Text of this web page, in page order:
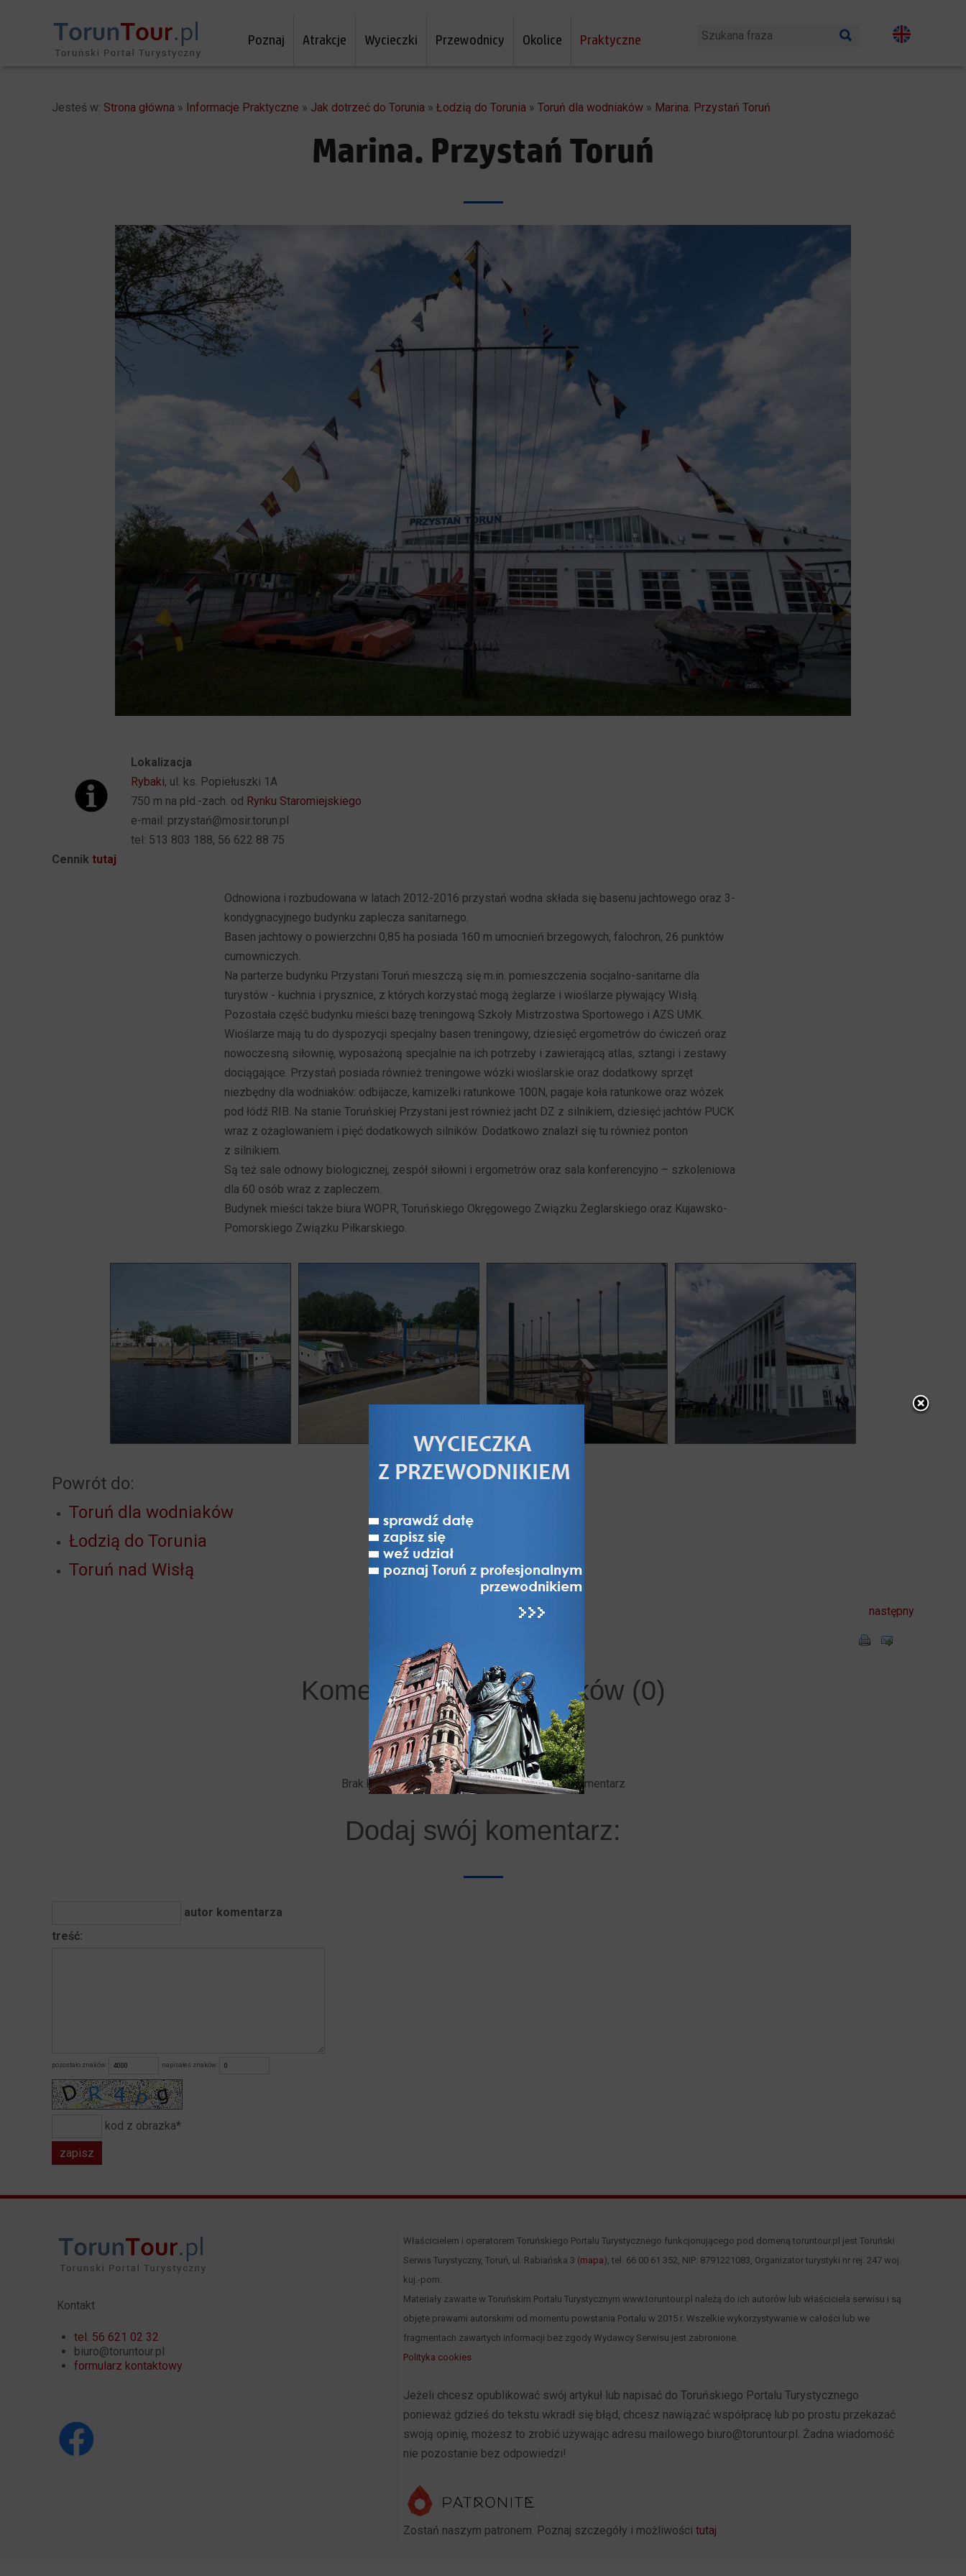
Poznaj Atrakcje Wycieczki Przewodnicy Okolice Praktyczne
Jesteś w: Strona główna » Informacje Praktyczne » Jak dotrzeć do Torunia » Łodzią do Torunia » Toruń dla wodniaków » Marina. Przystań Toruń
Marina. Przystań Toruń
Lokalizacja
Rybaki, ul. ks. Popiełuszki 1A
750 m na płd.-zach. od Rynku Staromiejskiego
e-mail: przystań@mosir.torun.pl
tel: 513 803 188, 56 622 88 75
Cennik tutaj
Odnowiona i rozbudowana w latach 2012-2016 przystań wodna składa się basenu jachtowego oraz 3-
kondygnacyjnego budynku zaplecza sanitarnego.
Basen jachtowy o powierzchni 0,85 ha posiada 160 m umocnień brzegowych, falochron, 26 punktów
cumowniczych.
Na parterze budynku Przystani Toruń mieszczą się m.in. pomieszczenia socjalno-sanitarne dla
turystów - kuchnia i prysznice, z których korzystać mogą żeglarze i wioślarze pływający Wisłą.
Pozostała część budynku mieści bazę treningową Szkoły Mistrzostwa Sportowego i AZS UMK.
Wioślarze mają tu do dyspozycji specjalny basen treningowy, dziesięć ergometrów do ćwiczeń oraz
nowoczesną siłownię, wyposażoną specjalnie na ich potrzeby i zawierającą atlas, sztangi i zestawy
dociągające. Przystań posiada również treningowe wózki wioślarskie oraz dodatkowy sprzęt
niezbędny dla wodniaków: odbijacze, kamizelki ratunkowe 100N, pagaje koła ratunkowe oraz wózek
pod łódź RIB. Na stanie Toruńskiej Przystani jest również jacht DZ z silnikiem, dziesięć jachtów PUCK
wraz z ożaglowaniem i pięć dodatkowych silników. Dodatkowo znalazł się tu również ponton
z silnikiem.
Są też sale odnowy biologicznej, zespół siłowni i ergometrów oraz sala konferencyjno – szkoleniowa
dla 60 osób wraz z zapleczem.
Budynek mieści także biura WOPR, Toruńskiego Okręgowego Związku Żeglarskiego oraz Kujawsko-
Pomorskiego Związku Piłkarskiego.
Powrót do:
Toruń dla wodniaków
Łodzią do Torunia
Toruń nad Wisłą
następny
Komentarze użytkowników (0)
Brak komentarzy. Bądź pierwszy - dodaj swój komentarz
Dodaj swój komentarz:
autor komentarza
treść:
pozostało znaków: napisałeś znaków:
kod z obrazka*
Kontakt
tel. 56 621 02 32
biuro@toruntour.pl
formularz kontaktowy
Właścicielem i operatorem Toruńskiego Portalu Turystycznego funkcjonującego pod domeną toruntour.pl jest Toruński
Serwis Turystyczny, Toruń, ul. Rabiańska 3 (mapa), tel. 66 00 61 352, NIP: 8791221083, Organizator turystyki nr rej. 247 woj.
kuj.-pom.
Materiały zawarte w Toruńskim Portalu Turystycznym www.toruntour.pl należą do ich autorów lub właściciela serwisu i są
objęte prawami autorskimi od momentu powstania Portalu w 2015 r. Wszelkie wykorzystywanie w całości lub we
fragmentach zawartych informacji bez zgody Wydawcy Serwisu jest zabronione.
Polityka cookies
Jeżeli chcesz opublikować swój artykuł lub napisać do Toruńskiego Portalu Turystycznego
ponieważ gdzieś do tekstu wkradł się błąd, chcesz nawiązać współpracę lub po prostu przekazać
swoją opinię, możesz to zrobić używając adresu mailowego biuro@toruntour.pl. Żadna wiadomość
nie pozostanie bez odpowiedzi!
Zostań naszym patronem. Poznaj szczegóły i możliwości tutaj